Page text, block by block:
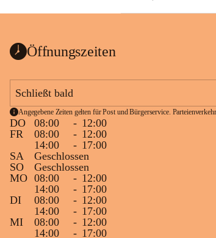
Öffnungszeiten
Schließt bald
Angegebene Zeiten gelten für Post und Bürgerservice.
DO 08:00 - 12:00
FR
08:00 - 12:00
14:00
- 17:00
SA
Geschlossen
SO
Geschlossen
MO 08:00 - 12:00
14:00
- 17:00
DI
08:00 - 12:00
14:00
- 17:00
MI
08:00 - 12:00
14:00
- 17:00